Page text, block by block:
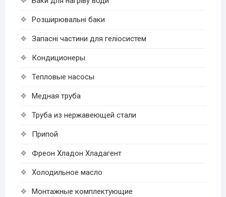
Розширювальні баки
Запасні частини для геліосистем
Кондиционеры
Тепловые насосы
Медная труба
Труба из нержавеющей стали
Припой
Фреон Хладон Хладагент
Холодильное масло
Монтажные комплектующие